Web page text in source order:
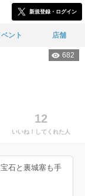
新規登録・ログイン
ベント 店舗
682
12
いいね！してくれた人
石と裏城塞も手